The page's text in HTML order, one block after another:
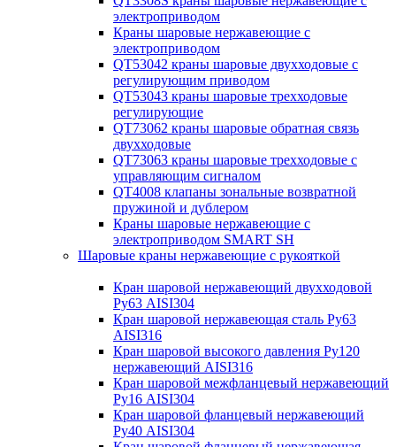
электроприводом
Краны шаровые нержавеющие с
электроприводом
QT53042 краны шаровые двухходовые с
регулирующим приводом
QT53043 краны шаровые трехходовые
регулирующие
QT73062 краны шаровые обратная связь
двухходовые
QT73063 краны шаровые трехходовые с
управляющим сигналом
QT4008 клапаны зональные возвратной
пружиной и дублером
Краны шаровые нержавеющие с
электроприводом SMART SH
Шаровые краны нержавеющие с рукояткой
Кран шаровой нержавеющий двухходовой
Ру63 AISI304
Кран шаровой нержавеющая сталь Ру63
AISI316
Кран шаровой высокого давления Ру120
нержавеющий AISI316
Кран шаровой межфланцевый нержавеющий
Ру16 AISI304
Кран шаровой фланцевый нержавеющий
Ру40 AISI304